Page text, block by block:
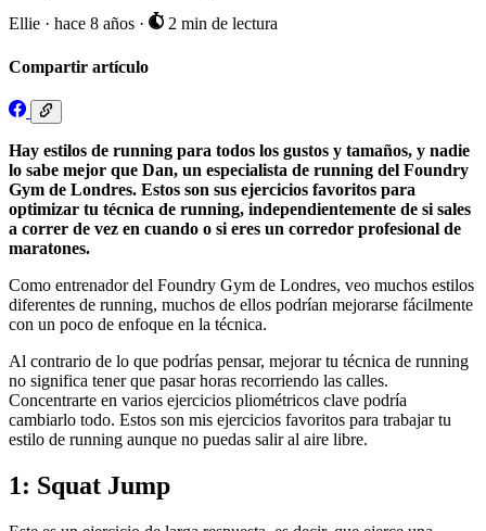
Ellie · hace 8 años · 2 min de lectura
Compartir artículo
Hay estilos de running para todos los gustos y tamaños, y nadie
lo sabe mejor que Dan, un especialista de running del Foundry
Gym de Londres. Estos son sus ejercicios favoritos para
optimizar tu técnica de running, independientemente de si sales
a correr de vez en cuando o si eres un corredor profesional de
maratones.
Como entrenador del Foundry Gym de Londres, veo muchos estilos
diferentes de running, muchos de ellos podrían mejorarse fácilmente
con un poco de enfoque en la técnica.
Al contrario de lo que podrías pensar, mejorar tu técnica de running
no significa tener que pasar horas recorriendo las calles.
Concentrarte en varios ejercicios pliométricos clave podría
cambiarlo todo. Estos son mis ejercicios favoritos para trabajar tu
estilo de running aunque no puedas salir al aire libre.
1: Squat Jump